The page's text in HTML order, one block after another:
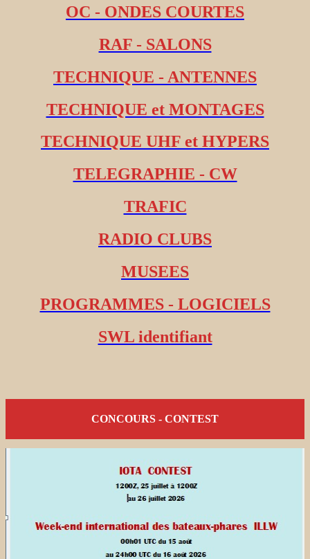
OC - ONDES COURTES
RAF - SALONS
TECHNIQUE - ANTENNES
TECHNIQUE et MONTAGES
TECHNIQUE UHF et HYPERS
TELEGRAPHIE - CW
TRAFIC
RADIO CLUBS
MUSEES
PROGRAMMES - LOGICIELS
SWL identifiant
CONCOURS - CONTEST